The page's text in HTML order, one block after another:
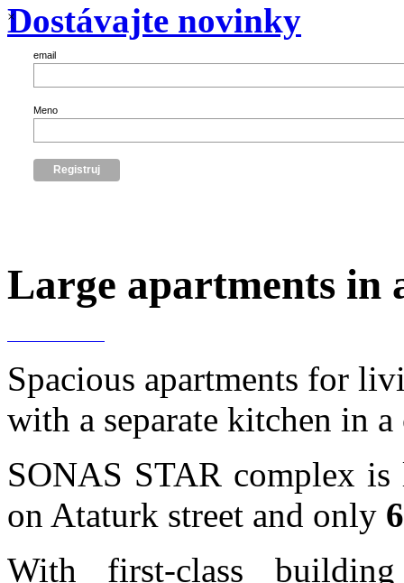
×
Dostávajte novinky
email
Meno
Large apartments in
Spacious apartments for
with a separate kitchen in
SONAS STAR complex
on Ataturk street and only
With first-class